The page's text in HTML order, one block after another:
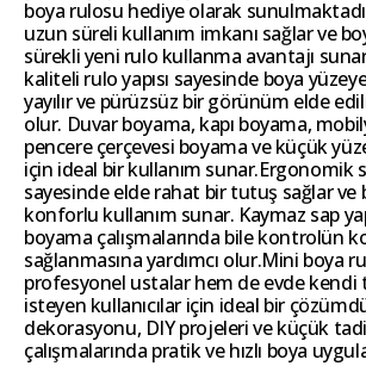
boya rulosu hediye olarak
uzun süreli kullanım imkanı sağlar ve
sürekli yeni rulo kullanma avantajı
kaliteli rulo yapısı sayesinde boya
yayılır ve pürüzsüz bir görünüm elde
olur. Duvar boyama, kapı boyama,
pencere çerçevesi boyama ve küçük
için ideal bir kullanım sunar.Ergonomik
sayesinde elde rahat bir tutuş sağlar ve
konforlu kullanım sunar. Kaymaz sap
boyama çalışmalarında bile kontrolün
sağlanmasına yardımcı olur.Mini boya
profesyonel ustalar hem de evde kendi
isteyen kullanıcılar için ideal bir
dekorasyonu, DIY projeleri ve küçük
çalışmalarında pratik ve hızlı boya